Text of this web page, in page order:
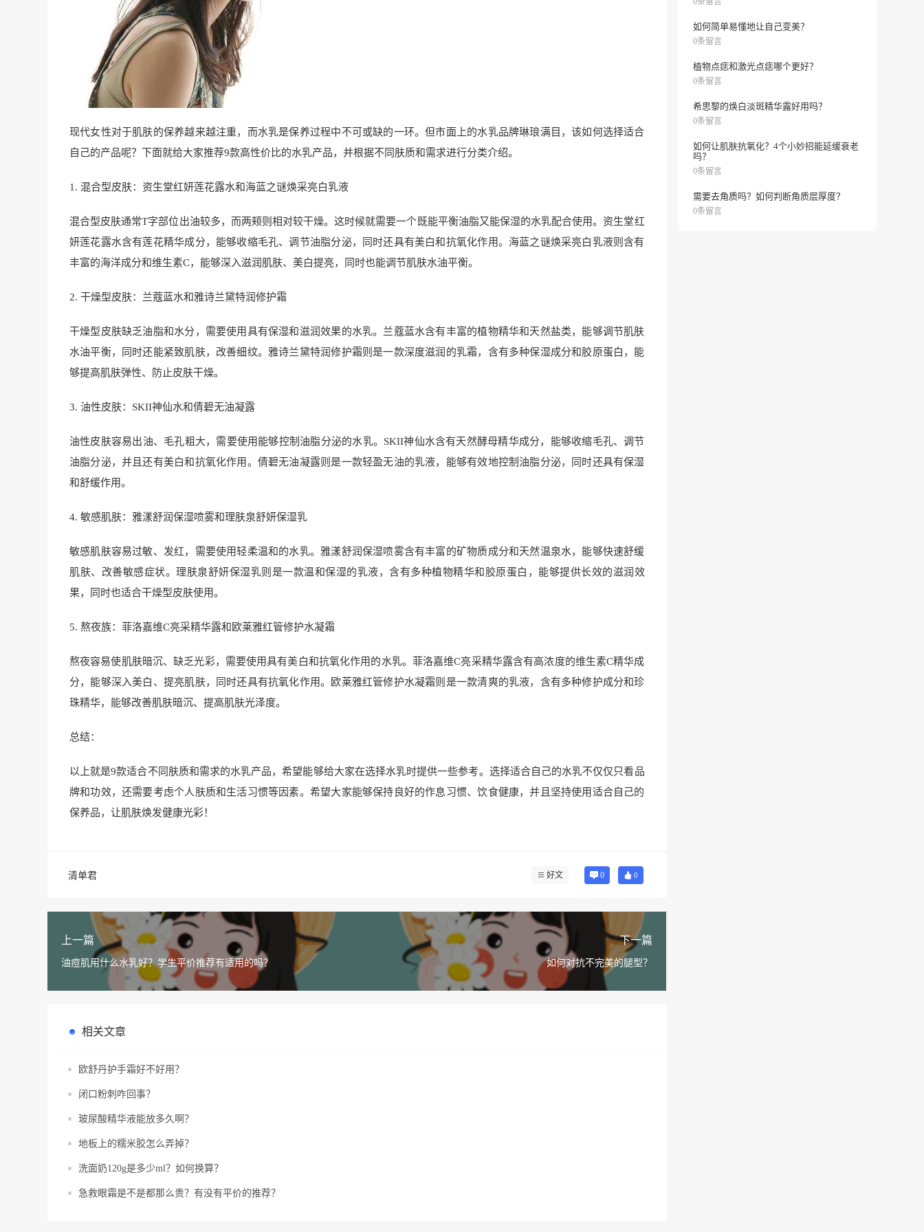
现代女性对于肌肤的保养越来越注重，而水乳是保养过程中不可或缺的一环。但市面上的水乳品牌琳琅满目，该如何选择适合
自己的产品呢？下面就给大家推荐9款高性价比的水乳产品，并根据不同肤质和需求进行分类介绍。
1. 混合型皮肤：资生堂红妍莲花露水和海蓝之谜焕采亮白乳液
混合型皮肤通常T字部位出油较多，而两颊则相对较干燥。这时候就需要一个既能平衡油脂又能保湿的水乳配合使用。资生堂红
妍莲花露水含有莲花精华成分，能够收缩毛孔、调节油脂分泌，同时还具有美白和抗氧化作用。海蓝之谜焕采亮白乳液则含有
丰富的海洋成分和维生素C，能够深入滋润肌肤、美白提亮，同时也能调节肌肤水油平衡。
2. 干燥型皮肤：兰蔻蓝水和雅诗兰黛特润修护霜
干燥型皮肤缺乏油脂和水分，需要使用具有保湿和滋润效果的水乳。兰蔻蓝水含有丰富的植物精华和天然盐类，能够调节肌肤
水油平衡，同时还能紧致肌肤，改善细纹。雅诗兰黛特润修护霜则是一款深度滋润的乳霜，含有多种保湿成分和胶原蛋白，能
够提高肌肤弹性、防止皮肤干燥。
3. 油性皮肤：SKII神仙水和倩碧无油凝露
油性皮肤容易出油、毛孔粗大，需要使用能够控制油脂分泌的水乳。SKII神仙水含有天然酵母精华成分，能够收缩毛孔、调节
油脂分泌，并且还有美白和抗氧化作用。倩碧无油凝露则是一款轻盈无油的乳液，能够有效地控制油脂分泌，同时还具有保湿
和舒缓作用。
4. 敏感肌肤：雅漾舒润保湿喷雾和理肤泉舒妍保湿乳
敏感肌肤容易过敏、发红，需要使用轻柔温和的水乳。雅漾舒润保湿喷雾含有丰富的矿物质成分和天然温泉水，能够快速舒缓
肌肤、改善敏感症状。理肤泉舒妍保湿乳则是一款温和保湿的乳液，含有多种植物精华和胶原蛋白，能够提供长效的滋润效
果，同时也适合干燥型皮肤使用。
5. 熬夜族：菲洛嘉维C亮采精华露和欧莱雅红管修护水凝霜
熬夜容易使肌肤暗沉、缺乏光彩，需要使用具有美白和抗氧化作用的水乳。菲洛嘉维C亮采精华露含有高浓度的维生素C精华成
分，能够深入美白、提亮肌肤，同时还具有抗氧化作用。欧莱雅红管修护水凝霜则是一款清爽的乳液，含有多种修护成分和珍
珠精华，能够改善肌肤暗沉、提高肌肤光泽度。
总结：
以上就是9款适合不同肤质和需求的水乳产品，希望能够给大家在选择水乳时提供一些参考。选择适合自己的水乳不仅仅只看品
牌和功效，还需要考虑个人肤质和生活习惯等因素。希望大家能够保持良好的作息习惯、饮食健康，并且坚持使用适合自己的
保养品，让肌肤焕发健康光彩！
清单君 好文 0 0
上一篇
油痘肌用什么水乳好？学生平价推荐有适用的吗？
下一篇
如何对抗不完美的腿型？
相关文章
欧舒丹护手霜好不好用？
闭口粉刺咋回事？
玻尿酸精华液能放多久啊？
地板上的糯米胶怎么弄掉？
洗面奶120g是多少ml？如何换算？
急救眼霜是不是都那么贵？有没有平价的推荐？
如何简单易懂地让自己变美？
0条留言
植物点痣和激光点痣哪个更好？
0条留言
希思黎的焕白淡斑精华露好用吗？
0条留言
如何让肌肤抗氧化？4个小妙招能延缓衰老
吗？
0条留言
需要去角质吗？如何判断角质层厚度？
0条留言